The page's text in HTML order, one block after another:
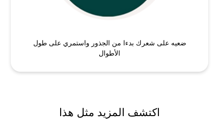
ضعيه على شعرك بدءا من الجذور واستمري على طول
الأطوال
اكتشف المزيد مثل هذا